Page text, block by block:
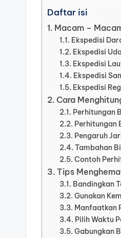
Daftar isi
Macam –
Ekspedisi
Ekspedisi
Ekspedisi
Ekspedisi
Ekspedisi
Cara
Perhitungan
Perhitungan
Pengaruh
Tambahan
Contoh
Tips
Bandingkan
Gunakan
Manfaatkan
Pilih Waktu
Gabungkan